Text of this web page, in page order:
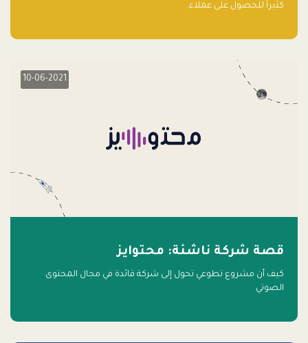
كثيراً للحصول على عملاء.
10-06-2021
قصة شركة ناشئة: محتوايز
كيف أن مشروع تطوعي تحول إلى شركة قائدة في مجال المحتوى
الصوتي